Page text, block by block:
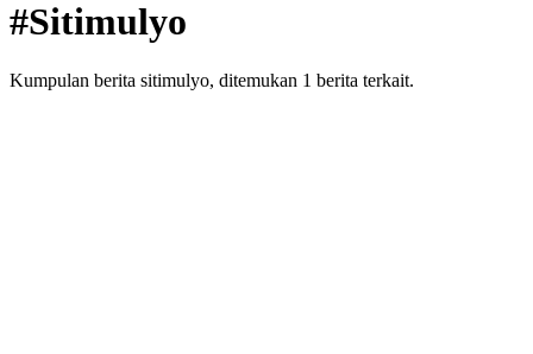
#Sitimulyo
Kumpulan berita sitimulyo, ditemukan 1 berita terkait.